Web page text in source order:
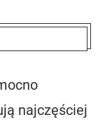
najczęściej